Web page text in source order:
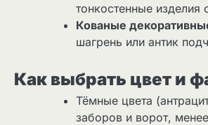
тонкостенные
Кованые
шагрень или антик
Как выбрать цвет и
Тёмные цвета
заборов и ворот,